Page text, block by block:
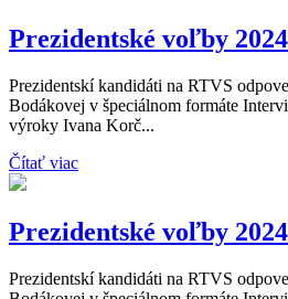
Prezidentské voľby
Prezidentskí kandidáti na RTVS
Bodákovej v špeciálnom formáte
výroky Ivana Korč...
Čítať viac
Prezidentské voľby
Prezidentskí kandidáti na RTVS